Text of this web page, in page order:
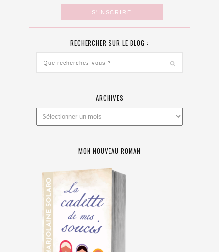
RECHERCHER SUR LE BLOG :
ARCHIVES
MON NOUVEAU ROMAN